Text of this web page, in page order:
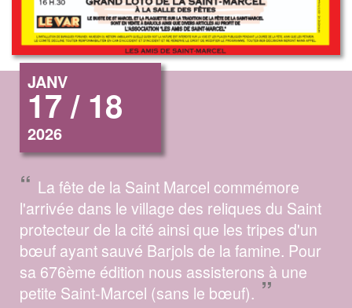
JANV
17 / 18
2026
“ La fête de la Saint Marcel commémore
l'arrivée dans le village des reliques du Saint
protecteur de la cité ainsi que les tripes d'un
bœuf ayant sauvé Barjols de la famine. Pour
sa 676ème édition nous assisterons à une
petite Saint-Marcel (sans le bœuf).”